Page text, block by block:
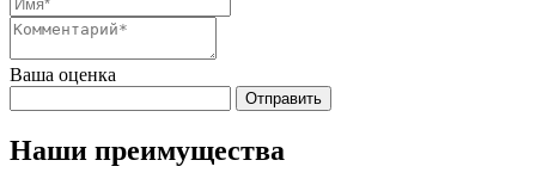
Ваша оценка
Отправить
Наши преимущества